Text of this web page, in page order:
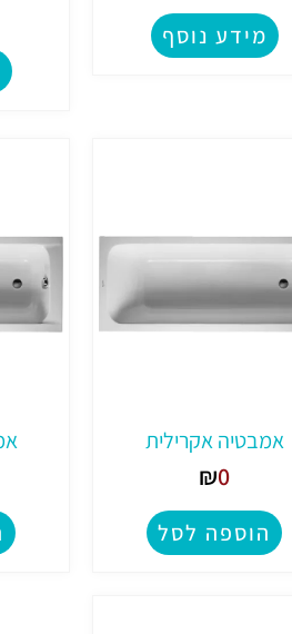
מידע נוסף
אמבטיה אקרילית
₪0
הוספה לסל